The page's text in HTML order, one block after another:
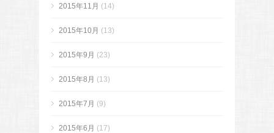
2015年11月 (14)
2015年10月 (13)
2015年9月 (23)
2015年8月 (13)
2015年7月 (9)
2015年6月 (17)